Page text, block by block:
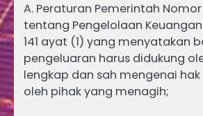
A. Peraturan Pemerintah Nomor
tentang Pengelolaan Keuangan
141 ayat (1) yang menyatakan
pengeluaran harus didukung
lengkap dan sah mengenai
oleh pihak yang menagih;